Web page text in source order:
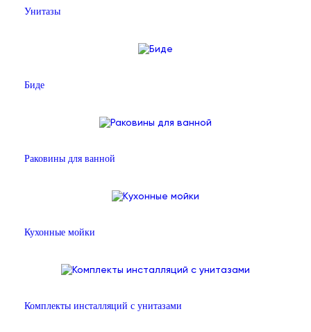
Унитазы
Биде
Раковины для ванной
Кухонные мойки
Комплекты инсталляций с унитазами